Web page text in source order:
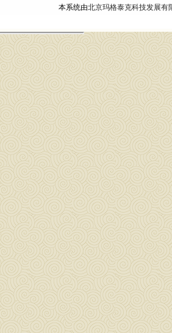
本系统由北京玛格泰克科技发展有